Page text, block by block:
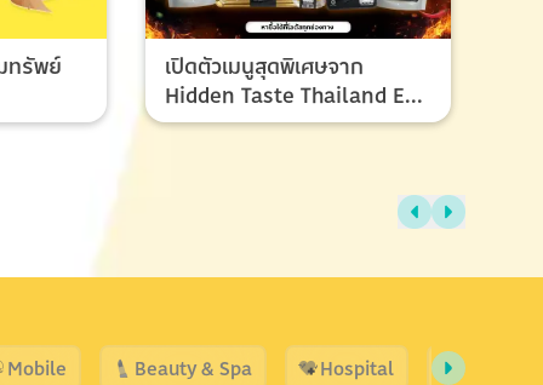
ทรัพย์
เปิดตัวเมนูสุดพิเศษจาก
Hidden Taste Thailand EP
8 เมนูของผู้ชนะและรองชนะ
กร
Mobile Beauty & Spa Hospital Shopping